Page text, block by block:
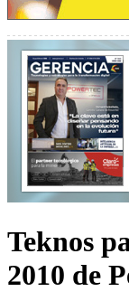
Teknos
2010 de